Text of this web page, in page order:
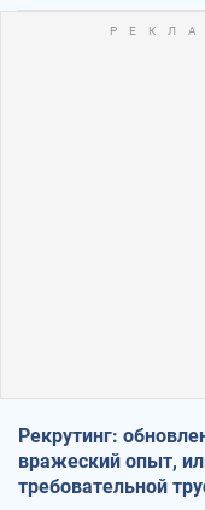
Рекрутинг:
вражеский опыт,
требовательной